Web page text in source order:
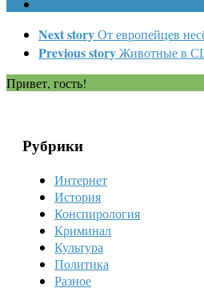
Next storyОт европейцев
Previous storyЖивотные в
Привет, гость!
Рубрики
Интернет
История
Конспирология
Криминал
Культура
Политика
Разное